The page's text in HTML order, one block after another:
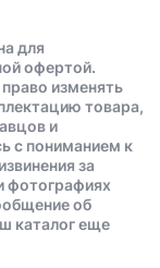
для
офертой.
изменять
товара,
и
с пониманием к
за
фотографиях
об
каталог еще